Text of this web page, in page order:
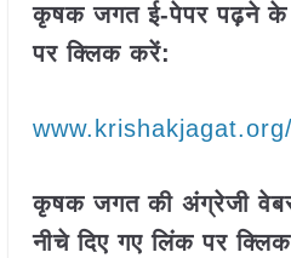
कृषक जगत ई-पेपर पढ़ने के
पर क्लिक करें:
कृषक जगत की अंग्रेजी
नीचे दिए गए लिंक पर